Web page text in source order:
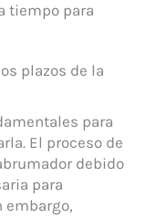
tiempo para
plazos de la
para
El proceso de
debido
para
embargo,